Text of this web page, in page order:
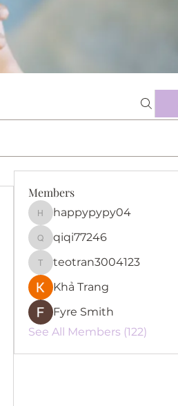
Members
happypypy04
happypypy04
qiqi77246
qiqi77246
teotran3004123
teotran3004123
Khả Trang
Fyre Smith
See All Members (122)